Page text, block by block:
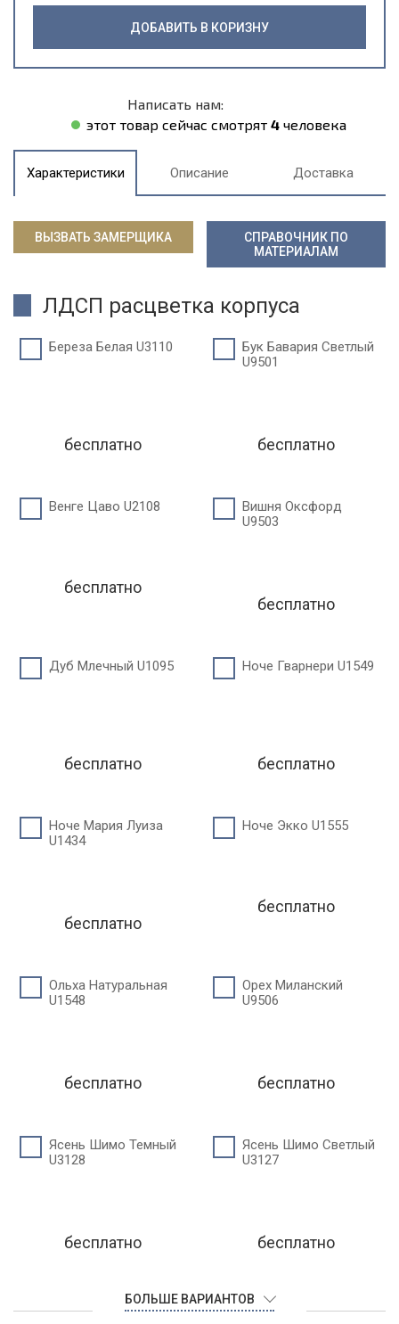
ДОБАВИТЬ В КОРИЗНУ
Написать нам:
этот товар сейчас смотрят 4человека
Характеристики Описание Доставка
ВЫЗВАТЬ ЗАМЕРЩИКА
СПРАВОЧНИК ПО
МАТЕРИАЛАМ
ЛДСП расцветка корпуса
Береза Белая U3110
бесплатно
Бук Бавария Светлый
U9501
бесплатно
Венге Цаво U2108
бесплатно
Вишня Оксфорд
U9503
бесплатно
Дуб Млечный U1095
бесплатно
Ноче Гварнери U1549
бесплатно
Ноче Мария Луиза
U1434
бесплатно
Ноче Экко U1555
бесплатно
Ольха Натуральная
U1548
бесплатно
Орех Миланский
U9506
бесплатно
Ясень Шимо Темный
U3128
бесплатно
Ясень Шимо Светлый
U3127
бесплатно
БОЛЬШЕ ВАРИАНТОВ